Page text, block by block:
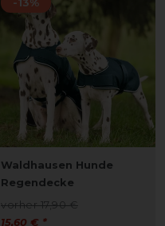
-13%
Waldhausen Hunde
Regendecke
vorher 17,90 €
15,60 € *